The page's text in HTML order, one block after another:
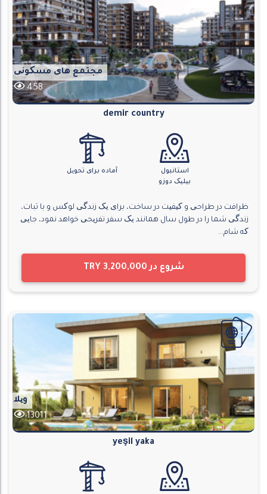
مجتمع های مسکونی
458
demir country
استانبول
بیلیک دوزو
آماده برای تحویل
ظرافت در طراحی و کیفیت در ساخت، برای یک زندگی لوکس و با ثبات،
زندگی شما را در طول سال همانند یک سفر تفریحی خواهد نمود، جایی
که شام...
شروع در TRY 3,200,000
ویلا
13011
yeşil yaka